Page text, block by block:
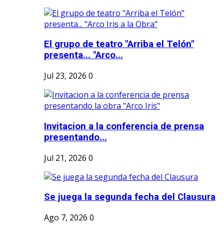
El grupo de teatro "Arriba el Telón"
presenta... "Arco...
Jul 23, 2026 0
Invitacion a la conferencia de prensa
presentando...
Jul 21, 2026 0
Se juega la segunda fecha del Clausura
Ago 7, 2026 0